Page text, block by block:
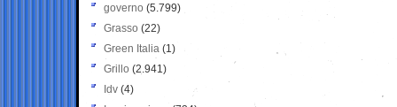
governo (5.799)
Grasso (22)
Green Italia (1)
Grillo (2.941)
Idv (4)